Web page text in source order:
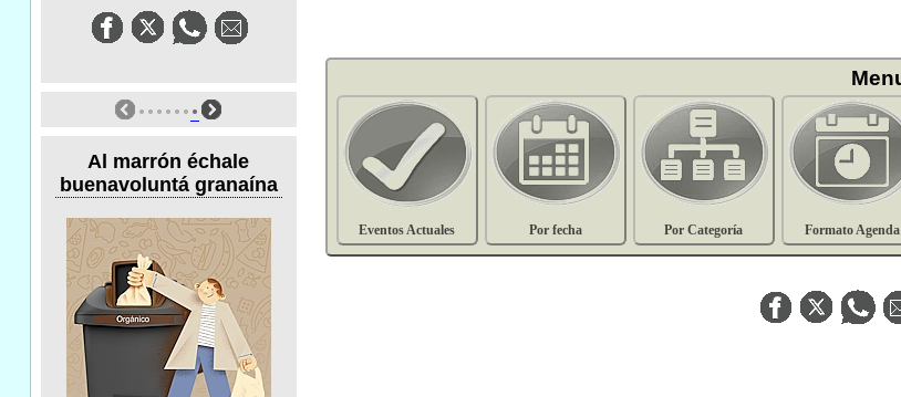
Al marrón échale
buenavoluntá granaína
Eventos Actuales Por fecha Por Categoría Formato Agenda